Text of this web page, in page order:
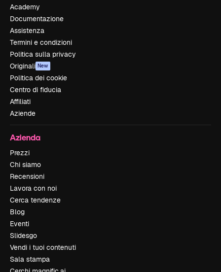
Academy
Documentazione
Assistenza
Termini e condizioni
Politica sulla privacy
Originali New
Politica dei cookie
Centro di fiducia
Affiliati
Aziende
Azienda
Prezzi
Chi siamo
Recensioni
Lavora con noi
Cerca tendenze
Blog
Eventi
Slidesgo
Vendi i tuoi contenuti
Sala stampa